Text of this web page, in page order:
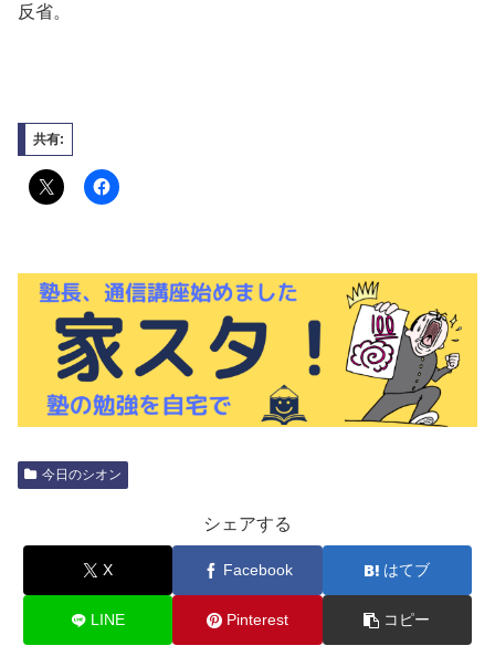
反省。
共有:
今日のシオン
シェアする
X Facebook はてブ
LINE Pinterest コピー